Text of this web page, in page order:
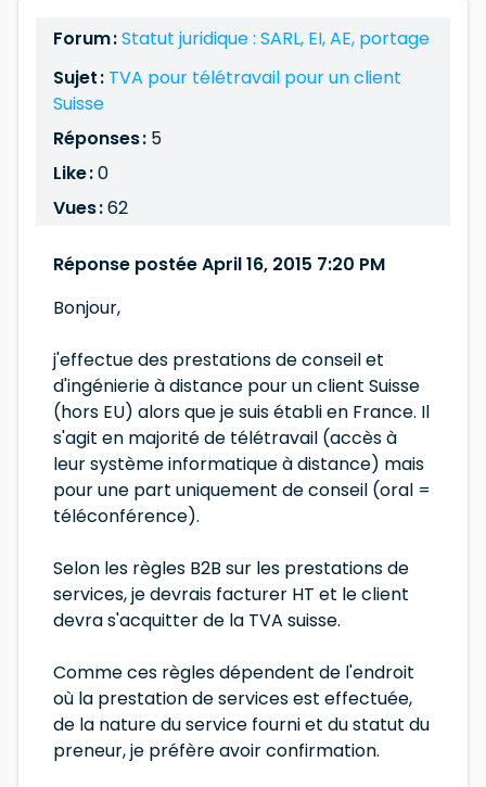
Forum :Statut juridique : SARL, EI, AE, portage
Sujet : TVA pour télétravail pour un client
Suisse
Réponses : 5
Like :0
Vues :62
Réponse postée April 16, 2015 7:20 PM
Bonjour,
j'effectue des prestations de conseil et
d'ingénierie à distance pour un client Suisse
(hors EU) alors que je suis établi en France. Il
s'agit en majorité de télétravail (accès à
leur système informatique à distance) mais
pour une part uniquement de conseil (oral =
téléconférence).
Selon les règles B2B sur les prestations de
services, je devrais facturer HT et le client
devra s'acquitter de la TVA suisse.
Comme ces règles dépendent de l'endroit
où la prestation de services est effectuée,
de la nature du service fourni et du statut du
preneur, je préfère avoir confirmation.